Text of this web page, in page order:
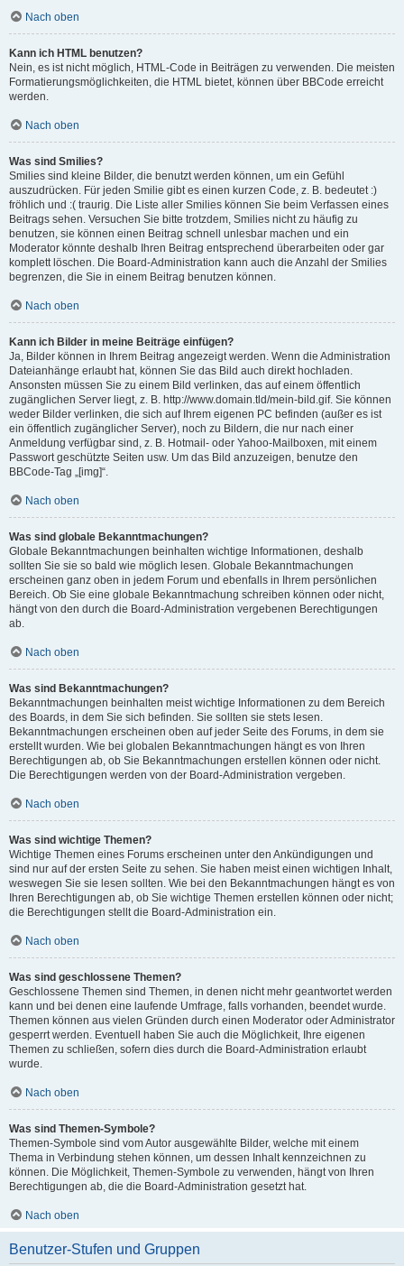
Nach oben
Kann ich HTML benutzen?
Nein, es ist nicht möglich, HTML-Code in Beiträgen zu verwenden. Die meisten
Formatierungsmöglichkeiten, die HTML bietet, können über BBCode erreicht
werden.
Nach oben
Was sind Smilies?
Smilies sind kleine Bilder, die benutzt werden können, um ein Gefühl
auszudrücken. Für jeden Smilie gibt es einen kurzen Code, z. B. bedeutet :)
fröhlich und :( traurig. Die Liste aller Smilies können Sie beim Verfassen eines
Beitrags sehen. Versuchen Sie bitte trotzdem, Smilies nicht zu häufig zu
benutzen, sie können einen Beitrag schnell unlesbar machen und ein
Moderator könnte deshalb Ihren Beitrag entsprechend überarbeiten oder gar
komplett löschen. Die Board-Administration kann auch die Anzahl der Smilies
begrenzen, die Sie in einem Beitrag benutzen können.
Nach oben
Kann ich Bilder in meine Beiträge einfügen?
Ja, Bilder können in Ihrem Beitrag angezeigt werden. Wenn die Administration
Dateianhänge erlaubt hat, können Sie das Bild auch direkt hochladen.
Ansonsten müssen Sie zu einem Bild verlinken, das auf einem öffentlich
zugänglichen Server liegt, z. B. http://www.domain.tld/mein-bild.gif. Sie können
weder Bilder verlinken, die sich auf Ihrem eigenen PC befinden (außer es ist
ein öffentlich zugänglicher Server), noch zu Bildern, die nur nach einer
Anmeldung verfügbar sind, z. B. Hotmail- oder Yahoo-Mailboxen, mit einem
Passwort geschützte Seiten usw. Um das Bild anzuzeigen, benutze den
BBCode-Tag „[img]“.
Nach oben
Was sind globale Bekanntmachungen?
Globale Bekanntmachungen beinhalten wichtige Informationen, deshalb
sollten Sie sie so bald wie möglich lesen. Globale Bekanntmachungen
erscheinen ganz oben in jedem Forum und ebenfalls in Ihrem persönlichen
Bereich. Ob Sie eine globale Bekanntmachung schreiben können oder nicht,
hängt von den durch die Board-Administration vergebenen Berechtigungen
ab.
Nach oben
Was sind Bekanntmachungen?
Bekanntmachungen beinhalten meist wichtige Informationen zu dem Bereich
des Boards, in dem Sie sich befinden. Sie sollten sie stets lesen.
Bekanntmachungen erscheinen oben auf jeder Seite des Forums, in dem sie
erstellt wurden. Wie bei globalen Bekanntmachungen hängt es von Ihren
Berechtigungen ab, ob Sie Bekanntmachungen erstellen können oder nicht.
Die Berechtigungen werden von der Board-Administration vergeben.
Nach oben
Was sind wichtige Themen?
Wichtige Themen eines Forums erscheinen unter den Ankündigungen und
sind nur auf der ersten Seite zu sehen. Sie haben meist einen wichtigen Inhalt,
weswegen Sie sie lesen sollten. Wie bei den Bekanntmachungen hängt es von
Ihren Berechtigungen ab, ob Sie wichtige Themen erstellen können oder nicht;
die Berechtigungen stellt die Board-Administration ein.
Nach oben
Was sind geschlossene Themen?
Geschlossene Themen sind Themen, in denen nicht mehr geantwortet werden
kann und bei denen eine laufende Umfrage, falls vorhanden, beendet wurde.
Themen können aus vielen Gründen durch einen Moderator oder Administrator
gesperrt werden. Eventuell haben Sie auch die Möglichkeit, Ihre eigenen
Themen zu schließen, sofern dies durch die Board-Administration erlaubt
wurde.
Nach oben
Was sind Themen-Symbole?
Themen-Symbole sind vom Autor ausgewählte Bilder, welche mit einem
Thema in Verbindung stehen können, um dessen Inhalt kennzeichnen zu
können. Die Möglichkeit, Themen-Symbole zu verwenden, hängt von Ihren
Berechtigungen ab, die die Board-Administration gesetzt hat.
Nach oben
Benutzer-Stufen und Gruppen